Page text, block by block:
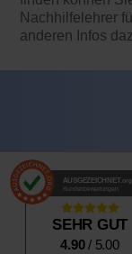
Nachhilfelehrer
anderen Infos
AUSGEZEICHNET.org
Kundenbewertungen
SEHR GUT
4.90/ 5.00